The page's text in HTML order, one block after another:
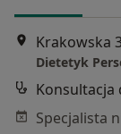
Krakowska
Dietetyk
Konsultacja